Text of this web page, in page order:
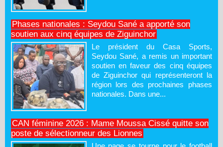
Phases nationales : Seydou Sané a apporté son
soutien aux cinq équipes de Ziguinchor
Le président du Casa Sports,
Seydou Sané, a remis un important
soutien en faveur des cinq équipes
de Ziguinchor qui représenteront la
région lors des prochaines phases
nationales. Dans une...
CAN féminine 2026 : Mame Moussa Cissé quitte son
poste de sélectionneur des Lionnes